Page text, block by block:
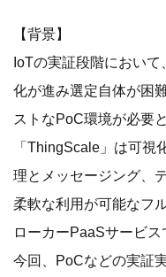
【背景】
IoTの実証段階におい
化が進み選定自体が困
ストなPoC環境が必要
「ThingScale」は可視
理とメッセージング、
柔軟な利用が可能なフ
ローカーPaaSサービス
今回、PoCなどの実証